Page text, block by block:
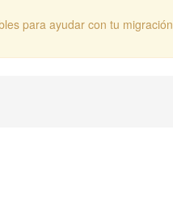
para ayudar con tu migración